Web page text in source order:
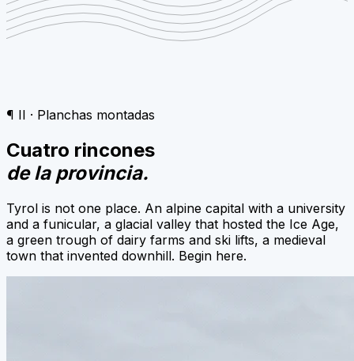
¶ II · Planchas montadas
Cuatro rincones
de la provincia.
Tyrol is not one place. An alpine capital with a university
and a funicular, a glacial valley that hosted the Ice Age,
a green trough of dairy farms and ski lifts, a medieval
town that invented downhill. Begin here.